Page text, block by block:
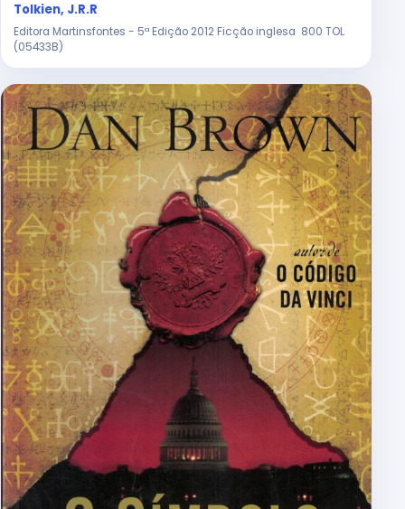
Tolkien, J.R.R
Editora Martinsfontes - 5ª Edição 2012 Ficção inglesa 800 TOL
(05433B)